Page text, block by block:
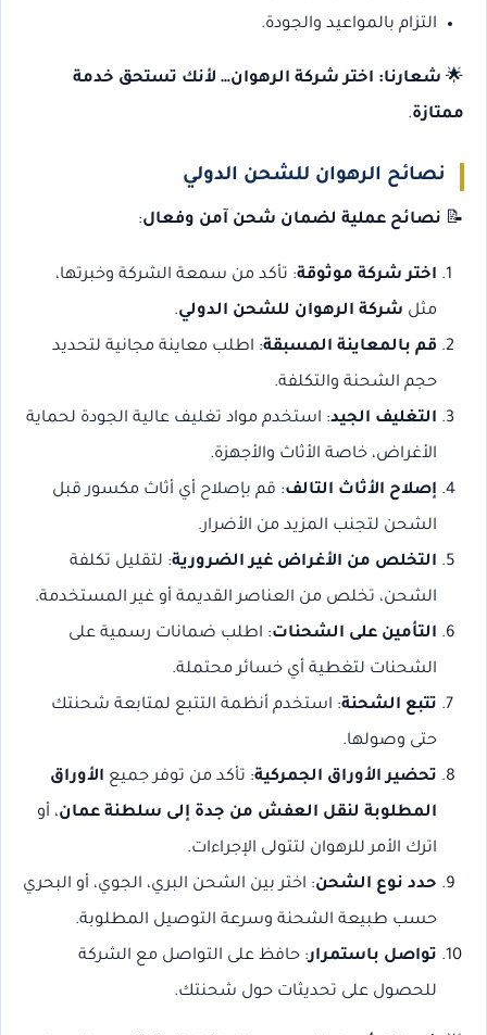
التزام بالمواعيد والجودة.
🌟 شعارنا: اختر شركة الرهوان… لأنك تستحق خدمة
ممتازة.
نصائح الرهوان للشحن الدولي
📝 نصائح عملية لضمان شحن آمن وفعال:
اختر شركة موثوقة: تأكد من سمعة الشركة وخبرتها،
مثل شركة الرهوان للشحن الدولي.
قم بالمعاينة المسبقة: اطلب معاينة مجانية لتحديد
حجم الشحنة والتكلفة.
التغليف الجيد: استخدم مواد تغليف عالية الجودة لحماية
الأغراض، خاصة الأثاث والأجهزة.
إصلاح الأثاث التالف: قم بإصلاح أي أثاث مكسور قبل
الشحن لتجنب المزيد من الأضرار.
التخلص من الأغراض غير الضرورية: لتقليل تكلفة
الشحن، تخلص من العناصر القديمة أو غير المستخدمة.
التأمين على الشحنات: اطلب ضمانات رسمية على
الشحنات لتغطية أي خسائر محتملة.
تتبع الشحنة: استخدم أنظمة التتبع لمتابعة شحنتك
حتى وصولها.
تحضير الأوراق الجمركية: تأكد من توفر جميع الأوراق
المطلوبة لنقل العفش من جدة إلى سلطنة عمان، أو
اترك الأمر للرهوان لتتولى الإجراءات.
حدد نوع الشحن: اختر بين الشحن البري، الجوي، أو البحري
حسب طبيعة الشحنة وسرعة التوصيل المطلوبة.
تواصل باستمرار: حافظ على التواصل مع الشركة
للحصول على تحديثات حول شحنتك.